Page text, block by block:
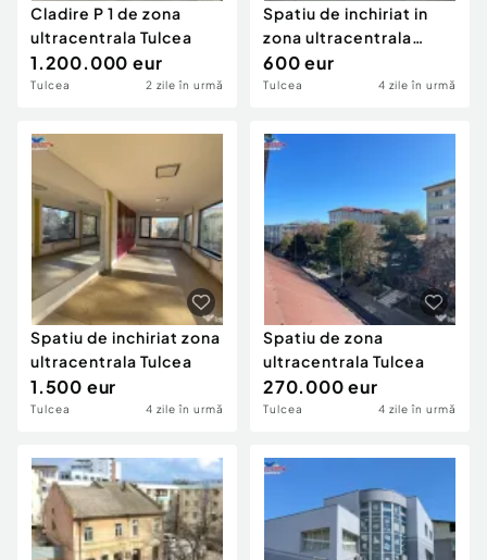
Cladire P 1 de zona
ultracentrala Tulcea
1.200.000 eur
Tulcea 2 zile în urmă
Spatiu de inchiriat in
zona ultracentrala
Tulcea
600 eur
Tulcea 4 zile în urmă
Spatiu de inchiriat zona
ultracentrala Tulcea
1.500 eur
Tulcea 4 zile în urmă
Spatiu de zona
ultracentrala Tulcea
270.000 eur
Tulcea 4 zile în urmă